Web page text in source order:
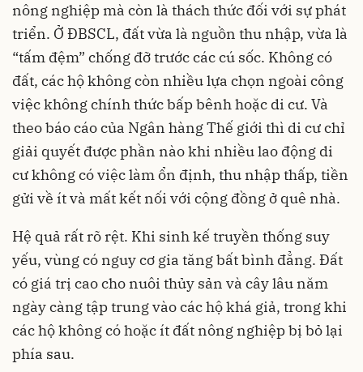
nông nghiệp mà còn là thách thức đối với sự phát
triển. Ở ĐBSCL, đất vừa là nguồn thu nhập, vừa là
“tấm đệm” chống đỡ trước các cú sốc. Không có
đất, các hộ không còn nhiều lựa chọn ngoài công
việc không chính thức bấp bênh hoặc di cư. Và
theo báo cáo của Ngân hàng Thế giới thì di cư chỉ
giải quyết được phần nào khi nhiều lao động di
cư không có việc làm ổn định, thu nhập thấp, tiền
gửi về ít và mất kết nối với cộng đồng ở quê nhà.
Hệ quả rất rõ rệt. Khi sinh kế truyền thống suy
yếu, vùng có nguy cơ gia tăng bất bình đẳng. Đất
có giá trị cao cho nuôi thủy sản và cây lâu năm
ngày càng tập trung vào các hộ khá giả, trong khi
các hộ không có hoặc ít đất nông nghiệp bị bỏ lại
phía sau.